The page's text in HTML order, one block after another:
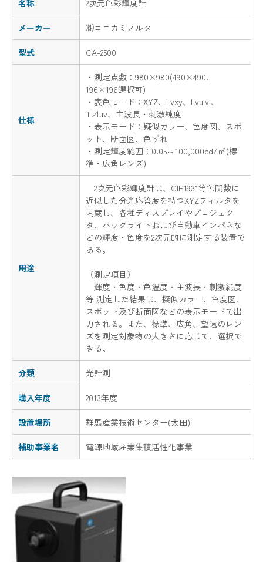
名称 2次元色彩輝度計
メーカー ㈱コニカミノルタ
型式 CA-2500
仕様
・測定点数：980×980(490×490、
196×196選択可)
・表色モード：XYZ、Lvxy、Lvu'v'、
T⊿uv、主波長・刺激純度
・表示モード：疑似カラー、色度図、スポ
ット、断面図、色ずれ
・測定輝度範囲：0.05～100,000cd/㎡(標
準・広角レンズ)
用途
2次元色彩輝度計は、CIE1931等色関数に
近似した分光応答度を持つXYZフィルタを
内蔵し、各種ディスプレイやプロジェク
タ、バックライトおよび自動車インパネな
どの輝度・色度を2次元的に測定する装置で
ある。
（測定項目）
輝度・色度・色温度・主波長・刺激純度
等 測定した結果は、擬似カラー、色度図、
スポット及び断面図などの表示モードで出
力される。また、標準、広角、望遠のレン
ズを測定対象物の大きさに応じて、選択で
きる。
分類 光計測
購入年度 2013年度
設置場所 群馬産業技術センター(太田)
補助事業名 電源地域産業集積活性化事業